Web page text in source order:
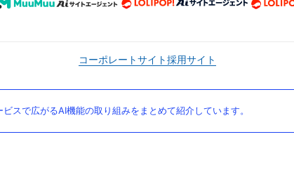
コーポレートサイト採用サイト
スで広がるAI機能の取り組みをまとめて紹介しています。